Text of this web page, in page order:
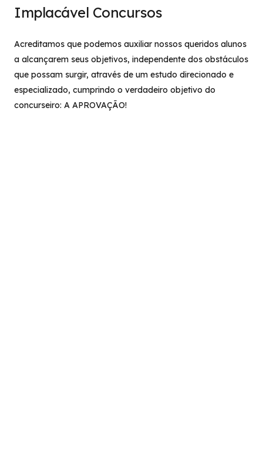
Implacável Concursos
Acreditamos que podemos auxiliar nossos queridos alunos
a alcançarem seus objetivos, independente dos obstáculos
que possam surgir, através de um estudo direcionado e
especializado, cumprindo o verdadeiro objetivo do
concurseiro: A APROVAÇÃO!